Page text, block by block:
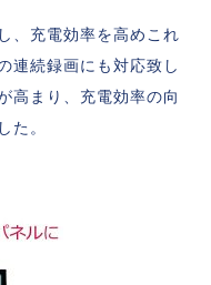
、充電効率を高めこれ
連続録画にも対応致し
高まり、充電効率の向
た。